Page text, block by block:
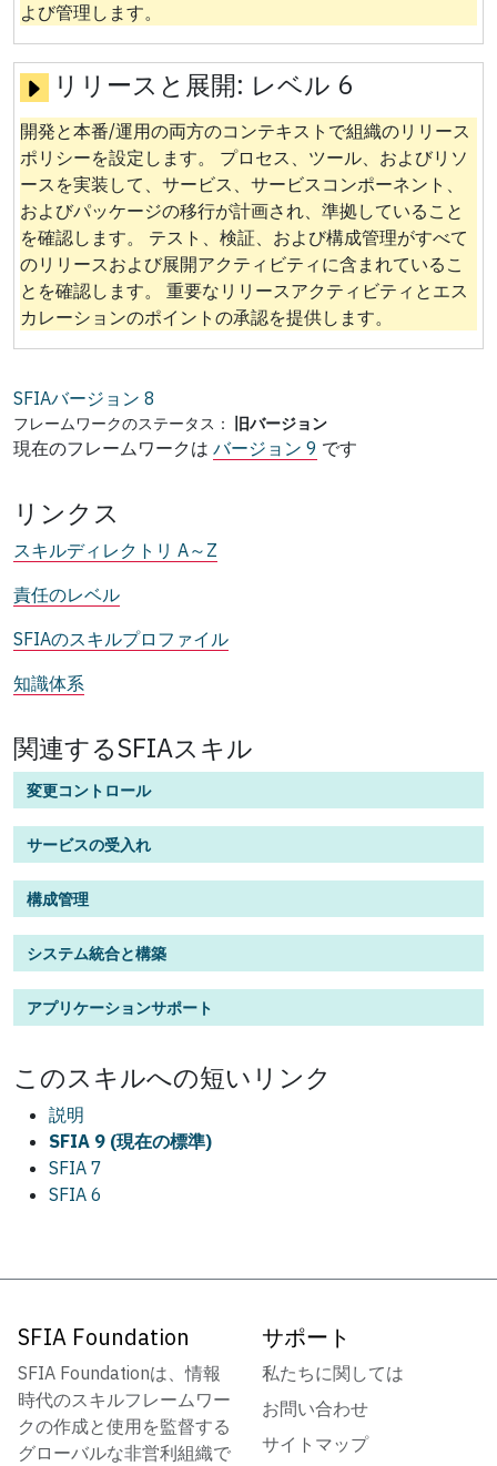
よび管理します。
リリースと展開: レベル 6
開発と本番/運用の両方のコンテキストで組織のリリース
ポリシーを設定します。 プロセス、ツール、およびリソ
ースを実装して、サービス、サービスコンポーネント、
およびパッケージの移行が計画され、準拠していること
を確認します。 テスト、検証、および構成管理がすべて
のリリースおよび展開アクティビティに含まれているこ
とを確認します。 重要なリリースアクティビティとエス
カレーションのポイントの承認を提供します。
SFIAバージョン 8
フレームワークのステータス： 旧バージョン
現在のフレームワークは バージョン 9 です
リンクス
スキルディレクトリ A～Z
責任のレベル
SFIAのスキルプロファイル
知識体系
関連するSFIAスキル
変更コントロール
サービスの受入れ
構成管理
システム統合と構築
アプリケーションサポート
このスキルへの短いリンク
説明
SFIA 9 (現在の標準)
SFIA 7
SFIA 6
SFIA Foundation
SFIA Foundationは、情報
時代のスキルフレームワー
クの作成と使用を監督する
グローバルな非営利組織で
サポート
私たちに関しては
お問い合わせ
サイトマップ